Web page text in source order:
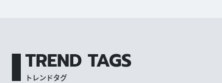
TREND TAGS
トレンドタグ